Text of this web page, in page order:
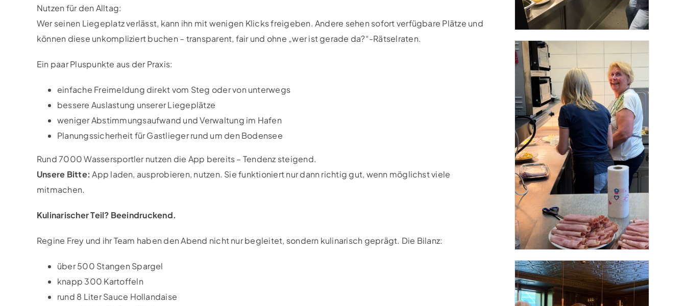
Nutzen für den Alltag:
Wer seinen Liegeplatz verlässt, kann ihn mit wenigen Klicks freigeben. Andere sehen sofort verfügbare Plätze und
können diese unkompliziert buchen – transparent, fair und ohne „wer ist gerade da?“-Rätselraten.
Ein paar Pluspunkte aus der Praxis:
einfache Freimeldung direkt vom Steg oder von unterwegs
bessere Auslastung unserer Liegeplätze
weniger Abstimmungsaufwand und Verwaltung im Hafen
Planungssicherheit für Gastlieger rund um den Bodensee
Rund 7000 Wassersportler nutzen die App bereits – Tendenz steigend.
Unsere Bitte: App laden, ausprobieren, nutzen. Sie funktioniert nur dann richtig gut, wenn möglichst viele
mitmachen.
Kulinarischer Teil? Beeindruckend.
Regine Frey und ihr Team haben den Abend nicht nur begleitet, sondern kulinarisch geprägt. Die Bilanz:
über 500 Stangen Spargel
knapp 300 Kartoffeln
rund 8 Liter Sauce Hollandaise